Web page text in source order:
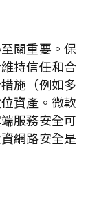
關重要。保
持信任和合
施（例如多
資產。微軟
服務安全可
網路安全是